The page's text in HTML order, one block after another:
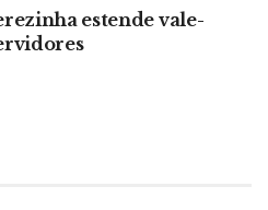
estende vale-